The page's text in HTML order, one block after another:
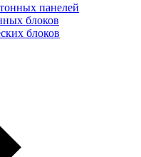
панелей
блоков
блоков